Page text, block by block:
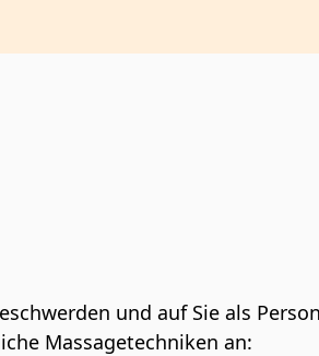
und auf Sie als Person
Massagetechniken an: